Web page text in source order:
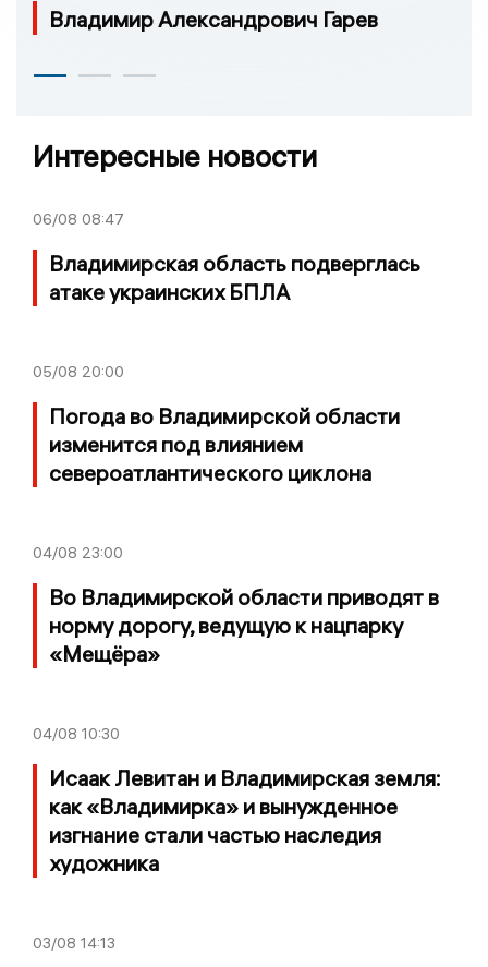
Владимир Александрович Гарев
Интересные новости
06/08 08:47
Владимирская область подверглась
атаке украинских БПЛА
05/08 20:00
Погода во Владимирской области
изменится под влиянием
североатлантического циклона
04/08 23:00
Во Владимирской области приводят в
норму дорогу, ведущую к нацпарку
«Мещёра»
04/08 10:30
Исаак Левитан и Владимирская земля:
как «Владимирка» и вынужденное
изгнание стали частью наследия
художника
03/08 14:13